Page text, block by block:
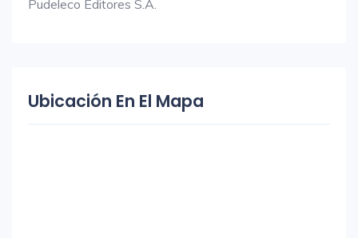
Pudeleco Editores S.A.
Ubicación En El Mapa